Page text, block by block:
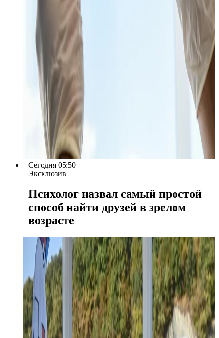
Сегодня 05:50
Эксклюзив
Психолог назвал самый простой
способ найти друзей в зрелом
возрасте